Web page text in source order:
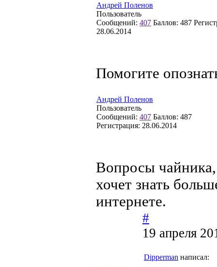
Андрей Поленов
Пользователь
Сообщений: 407 Баллов: 487
28.06.2014
Помогите
Андрей Поленов
Пользователь
Сообщений: 407 Баллов: 487
Регистрация: 28.06.2014
Вопросы чайника,
хочет знать
интернете.
#
19 апреля
Dipperman написал: